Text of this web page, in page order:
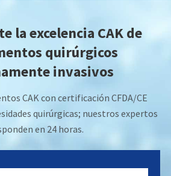
la excelencia CAK de
quirúrgicos
invasivos
CAK con certificación CFDA/CE
quirúrgicas; nuestros expertos
en 24 horas.